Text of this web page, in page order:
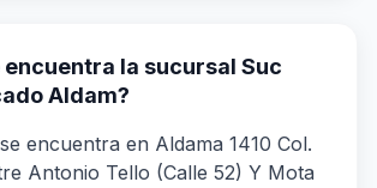
encuentra la sucursal Suc
Aldam?
encuentra en Aldama 1410 Col.
Antonio Tello (Calle 52) Y Mota